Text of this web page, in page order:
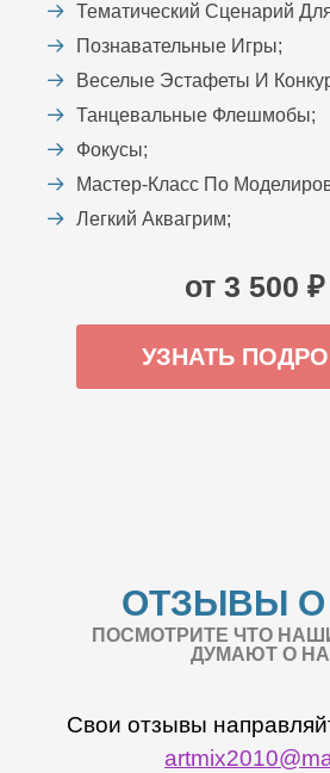
Тематический Сценарий
Познавательные Игры;
Веселые Эстафеты И
Танцевальные Флешмобы;
Фокусы;
Мастер-Класс По
Легкий Аквагрим;
от 3 500 ₽
УЗНАТЬ
ОТЗЫВЫ О
ПОСМОТРИТЕ ЧТО
ДУМАЮТ О
Свои отзывы